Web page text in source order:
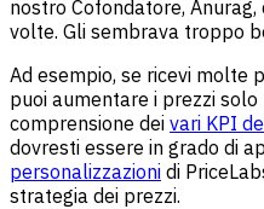
nostro Cofondatore,
volte. Gli sembrava troppo
Ad esempio, se ricevi molte
puoi aumentare i prezzi solo
comprensione dei vari KPI
dovresti essere in grado di
personalizzazioni di
strategia dei prezzi.